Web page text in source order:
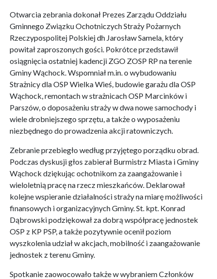
Otwarcia zebrania dokonał Prezes Zarządu Oddziału
Gminnego Związku Ochotniczych Straży Pożarnych
Rzeczypospolitej Polskiej dh Jarosław Samela, który
powitał zaproszonych gości. Pokrótce przedstawił
osiągnięcia ostatniej kadencji ZGO ZOSP RP na terenie
Gminy Wąchock. Wspomniał m.in. o wybudowaniu
Strażnicy dla OSP Wielka Wieś, budowie garażu dla OSP
Wąchock, remontach w strażnicach OSP Marcinków i
Parszów, o doposażeniu straży w dwa nowe samochody i
wiele drobniejszego sprzętu, a także o wyposażeniu
niezbędnego do prowadzenia akcji ratowniczych.
Zebranie przebiegło według przyjętego porządku obrad.
Podczas dyskusji głos zabierał Burmistrz Miasta i Gminy
Wąchock dziękując ochotnikom za zaangażowanie i
wieloletnią pracę na rzecz mieszkańców. Deklarował
kolejne wspieranie działalności straży na miarę możliwości
finansowych i organizacyjnych Gminy. St. kpt. Konrad
Dąbrowski podziękował za dobrą współpracę jednostek
OSP z KP PSP, a także pozytywnie ocenił poziom
wyszkolenia udział w akcjach, mobilność i zaangażowanie
jednostek z terenu Gminy.
Spotkanie zaowocowało także w wybraniem Członków